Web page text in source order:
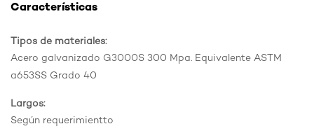
Características
Tipos de materiales:
Acero galvanizado G3000S 300 Mpa. Equivalente ASTM
a653SS Grado 40
Largos:
Según requerimientto